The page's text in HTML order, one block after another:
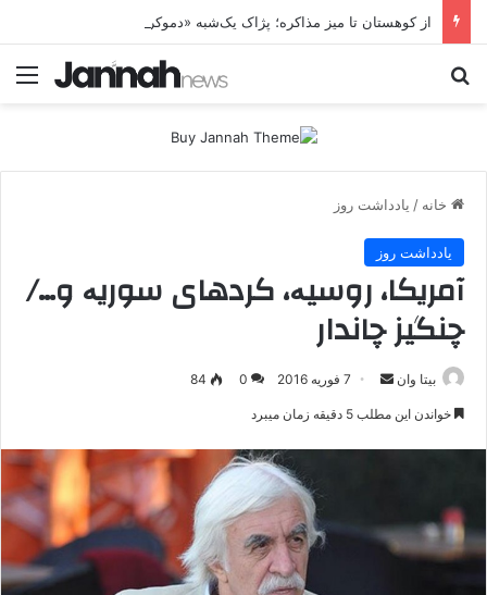
از کوهستان تا میز مذاکره؛ پژاک یک‌شبه «دموکرات» شد!
خانه / یادداشت روز
یادداشت روز
آمریکا، روسیە، کردهای سوریە و…/
چنگیز چاندار
بیتا وان
ر
7 فوریه 2016 0
84
خواندن این مطلب 5 دقیقه زمان میبرد